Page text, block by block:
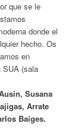
que se le
donde el
hecho. Os
en
SUA (sala
Susana
Arrate
Baiges.